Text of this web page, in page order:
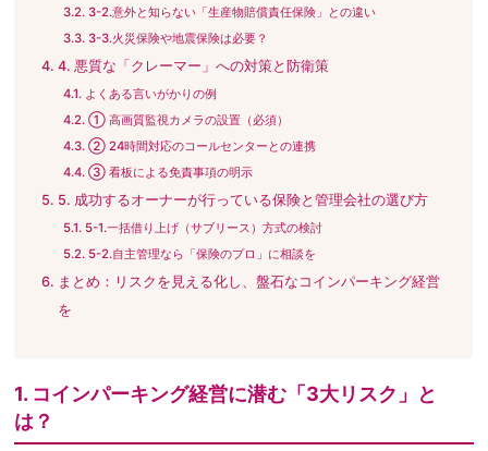
3-2.意外と知らない「生産物賠償責任保険」との違い
3-3.火災保険や地震保険は必要？
4. 悪質な「クレーマー」への対策と防衛策
よくある言いがかりの例
① 高画質監視カメラの設置（必須）
② 24時間対応のコールセンターとの連携
③ 看板による免責事項の明示
5. 成功するオーナーが行っている保険と管理会社の選び方
5-1.一括借り上げ（サブリース）方式の検討
5-2.自主管理なら「保険のプロ」に相談を
まとめ：リスクを見える化し、盤石なコインパーキング経営
を
1. コインパーキング経営に潜む「3大リスク」と
は？